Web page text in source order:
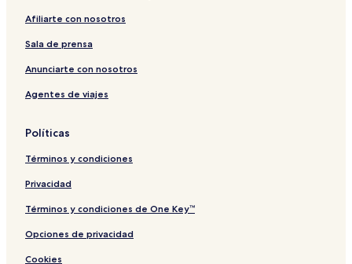
Afiliarte con nosotros
Sala de prensa
Anunciarte con nosotros
Agentes de viajes
Políticas
Términos y condiciones
Privacidad
Términos y condiciones de One Key™
Opciones de privacidad
Cookies